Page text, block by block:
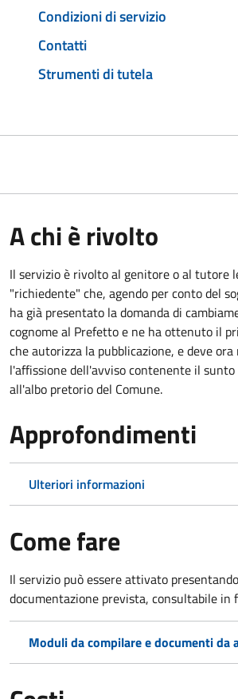
Condizioni di servizio
Contatti
Strumenti di tutela
A chi è rivolto
Il servizio è rivolto al genitore o al tutore
"richiedente" che, agendo per conto del
ha già presentato la domanda di
cognome al Prefetto e ne ha ottenuto il
che autorizza la pubblicazione, e deve
l'affissione dell'avviso contenente il sunto
all'albo pretorio del Comune.
Approfondimenti
Ulteriori informazioni
Come fare
Il servizio può essere attivato
documentazione prevista, consultabile in
Moduli da compilare e documenti da